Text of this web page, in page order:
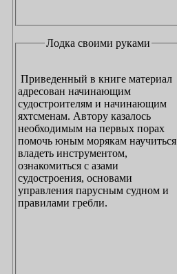
Лодка своими руками
Приведенный в книге материал
адресован начинающим
судостроителям и начинающим
яхтсменам. Автору казалось
необходимым на первых порах
помочь юным морякам научиться
владеть инструментом,
ознакомиться с азами
судостроения, основами
управления парусным судном и
правилами гребли.